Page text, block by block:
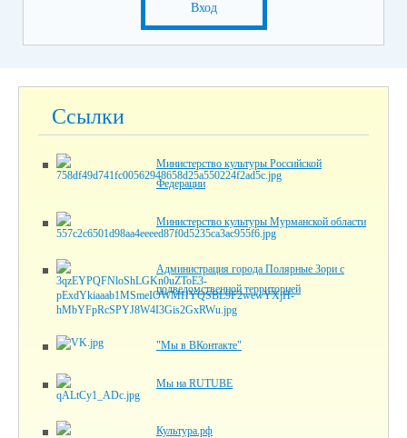
Вход
Ссылки
Министерство культуры Российской
Федерации
Министерство культуры Мурманской области
Администрация города Полярные Зори с
подведомственной территорией
"Мы в ВКонтакте"
Мы на RUTUBE
Культура.рф